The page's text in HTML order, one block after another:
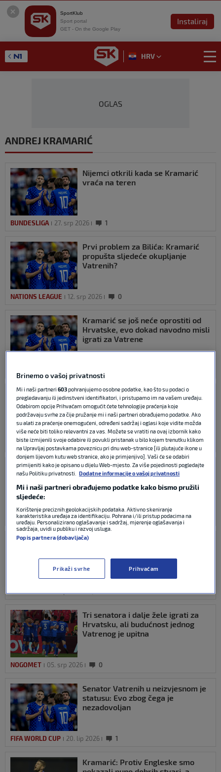
SportKlub
Sport portal
GET - On the Google Play
Instaliraj
HRV
OGLAS
ANDREJ KRAMARIĆ
Nijemci otkrili kada se Kramarić
vraća na teren
BUNDESLIGA 27. srp 2026 1
Prvi problem za Bilića: Kramarić
propušta sljedeće okupljanje
Vatrenih?
NATIONS LEAGUE 12. srp 2026 0
Kramarić se još neće oprostiti od
Hrvatske, evo dokad navodno misli
igrati za Vatrene
Perišić i Kramarić jedini su se na
društvenim mrežima oprostili od
Dalića
NOGOMET 09. srp 2026 2
Kramarić je uspješno operiran:
Javio se fotografijom iz bolnice
NOGOMET 08. srp 2026 0
Kramarić otkrio hoće li još igrati za
operaciju’
Tri senatora i dalje žele igrati za
Hrvatsku, ali budućnost jednog
Vatrenog je upitna
NOGOMET 05. srp 2026 0
Senator Vatrenih u neizvjesnom je
statusu: Evo zbog čega je
nezadovoljan
FIFA WORLD CUP 20. lip 2026 1
Kramarić: Protiv Engleske smo
Brinemo o vašoj privatnosti
Mi i naši partneri603pohranjujemo osobne podatke, kao što su podaci o
pregledavanju ili jedinstveni identifikatori, i pristupamo im na vašem uređaju.
Odabirom opcije Prihvaćam omogućit ćete tehnologije praćenja koje
podržavaju svrhe za čije pružanje mi i naši partneri obrađujemo podatke. Ako
su alati za praćenje onemogućeni, određeni sadržaj i oglasi koje vidite možda
više neće biti toliko relevantni za vas. Možete se vratiti na ovaj izbornik kako
biste izmijenili svoje odabire ili povukli pristanak u bilo kojem trenutku klikom
na Upravljaj postavkama poveznicu pri dnu web-stranice [ili plutajuće ikone u
donjem lijevom kutu web stranice, ako je primjenjivo]. Vaši će se odabiri
primijeniti kako je opisano u dijelu Web-mjesto. Za više pojedinosti pogledajte
našu Politiku privatnosti.
Dodatne informacije o vašoj privatnosti
Mi i naši partneri obrađujemo podatke kako bismo pružili
sljedeće:
Korištenje preciznih geolokacijskih podataka. Aktivno skeniranje
karakteristika uređaja za identifikaciju. Pohrana i/ili pristup podacima na
uređaju. Personalizirano oglašavanje i sadržaj, mjerenje oglašavanja i
sadržaja, uvidi u publiku i razvoj usluga.
Popis partnera (dobavljača)
Prikaži svrhe Prihvaćam